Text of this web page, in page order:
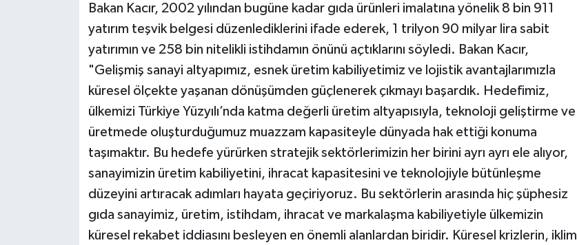
Bakan Kacır, 2002 yılından bugüne kadar gıda ürünleri imalatına yönelik 8 bin 911
yatırım teşvik belgesi düzenlediklerini ifade ederek, 1 trilyon 90 milyar lira sabit
yatırımın ve 258 bin nitelikli istihdamın önünü açtıklarını söyledi. Bakan Kacır,
"Gelişmiş sanayi altyapımız, esnek üretim kabiliyetimiz ve lojistik avantajlarımızla
küresel ölçekte yaşanan dönüşümden güçlenerek çıkmayı başardık. Hedefimiz,
ülkemizi Türkiye Yüzyılı’nda katma değerli üretim altyapısıyla, teknoloji geliştirme ve
üretmede oluşturduğumuz muazzam kapasiteyle dünyada hak ettiği konuma
taşımaktır. Bu hedefe yürürken stratejik sektörlerimizin her birini ayrı ayrı ele alıyor,
sanayimizin üretim kabiliyetini, ihracat kapasitesini ve teknolojiyle bütünleşme
düzeyini artıracak adımları hayata geçiriyoruz. Bu sektörlerin arasında hiç şüphesiz
gıda sanayimiz, üretim, istihdam, ihracat ve markalaşma kabiliyetiyle ülkemizin
küresel rekabet iddiasını besleyen en önemli alanlardan biridir. Küresel krizlerin, iklim